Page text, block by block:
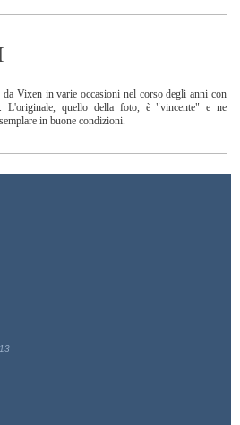
Vixen in varie occasioni nel corso degli anni con
L'originale, quello della foto, è "vincente" e ne
in buone condizioni.